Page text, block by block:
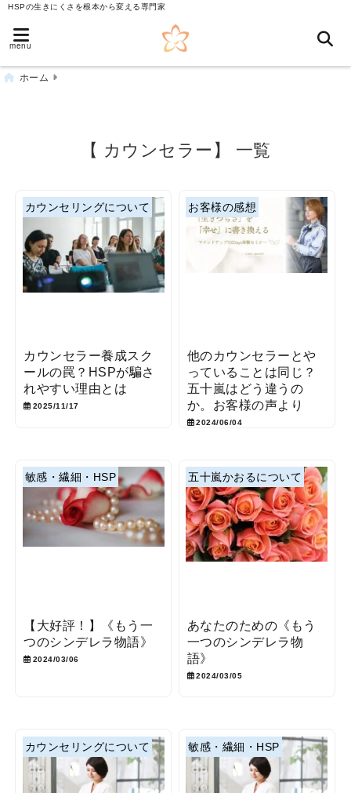
HSPの生きにくさを根本から変える専門家
menu
ホーム
【 カウンセラー】 一覧
カウンセリングについて
カウンセラー養成スク
ールの罠？HSPが騙さ
れやすい理由とは
2025/11/17
お客様の感想
他のカウンセラーとや
っていることは同じ？
五十嵐はどう違うの
か。お客様の声より
2024/06/04
敏感・繊細・HSP
【大好評！】《もう一
つのシンデレラ物語》
2024/03/06
五十嵐かおるについて
あなたのための《もう
一つのシンデレラ物
語》
2024/03/05
カウンセリングについて 敏感・繊細・HSP